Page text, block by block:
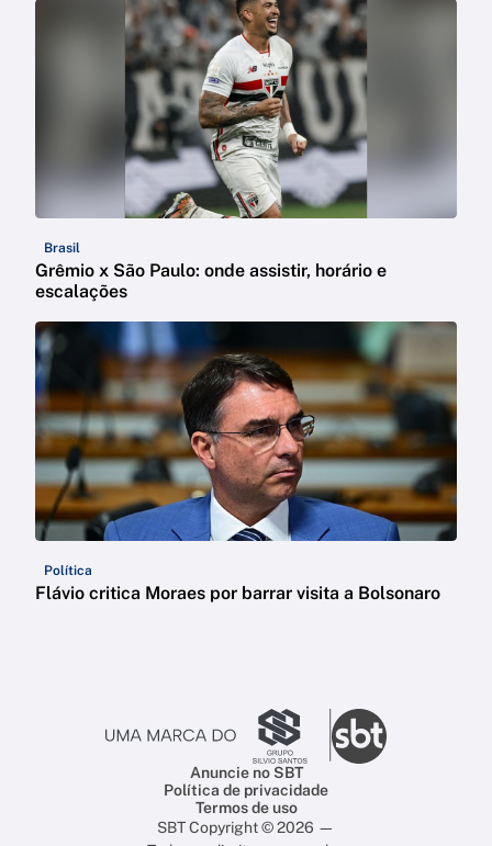
Brasil
Grêmio x São Paulo: onde assistir, horário e
escalações
Política
Flávio critica Moraes por barrar visita a Bolsonaro
Anuncie no SBT
Política de privacidade
Termos de uso
SBT Copyright © 2026 —